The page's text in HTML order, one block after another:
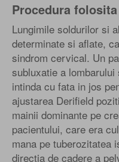
Procedura
Lungimile soldurilor si
determinate si aflate,
sindrom cervical. Un
subluxatie a
intinda cu fata in jos
ajustarea Derifield
mainii dominante pe
pacientului, care era
mana pe tuberozitatea
directia de cadere a